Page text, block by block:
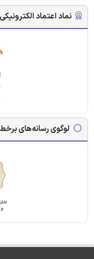
نماد اعتماد الکترونیکی
لوگوی رسانه‌های برخط